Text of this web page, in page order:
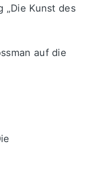
„Die Kunst des
auf die